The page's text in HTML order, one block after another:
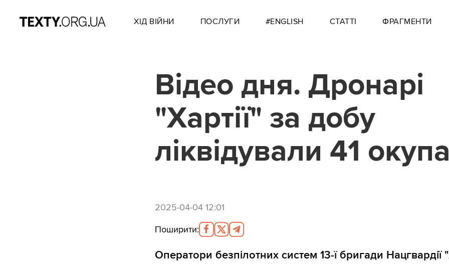
ХІД ВІЙНИ ПОСЛУГИ #ENGLISH СТАТТІ ФРАГМЕНТИ
Відео дня. Дронарі
"Хартії" за добу
ліквідували 41
2025-04-04 12:01
Поширити:
Оператори безпілотних систем 13-ї бригади Нацгвардії